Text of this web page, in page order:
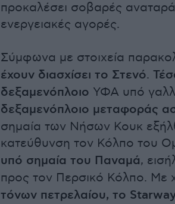
προκαλέσει σοβαρές
ενεργειακές αγορές.
Σύμφωνα με στοιχεία
έχουν διασχίσει το Στενό.
δεξαμενόπλοιο ΥΦΑ υπό
δεξαμενόπλοιο μεταφοράς
σημαία των Νήσων Κουκ
κατεύθυνση τον Κόλπο του
υπό σημαία του Παναμά,
προς τον Περσικό Κόλπο. Με
τόνων πετρελαίου, το